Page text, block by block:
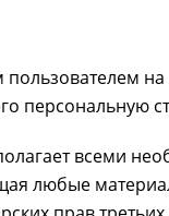
на
персональную
всеми
любые